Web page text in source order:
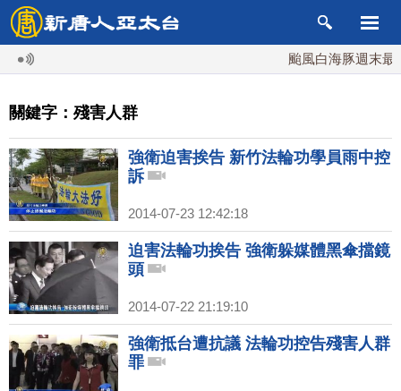
颱風白海豚週末最
關鍵字：殘害人群
強衛迫害挨告 新竹法輪功學員雨中控
訴
2014-07-23 12:42:18
迫害法輪功挨告 強衛躲媒體黑傘擋鏡
頭
2014-07-22 21:19:10
強衛抵台遭抗議 法輪功控告殘害人群
罪